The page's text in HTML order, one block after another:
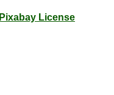
Pixabay License